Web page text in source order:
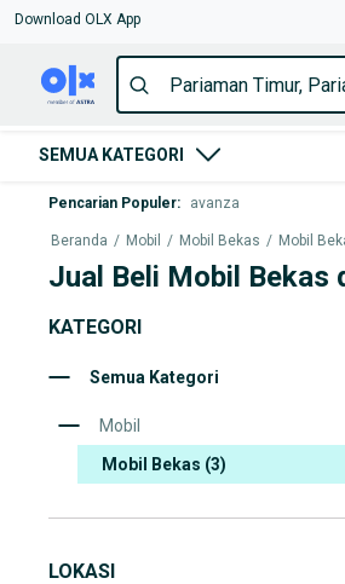
Download OLX App
SEMUA KATEGORI
Pencarian Populer: avanza
Beranda / Mobil / Mobil Bekas / Mobil
Jual Beli Mobil Bekas
KATEGORI
Semua Kategori
Mobil
Mobil Bekas (3)
LOKASI